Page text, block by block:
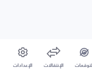
التوقعات الإنتقالات الإعدادات